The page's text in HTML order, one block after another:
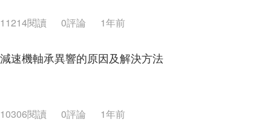
11214閱讀 0評論 1年前
減速機軸承異響的原因及解決方法
10306閱讀 0評論 1年前